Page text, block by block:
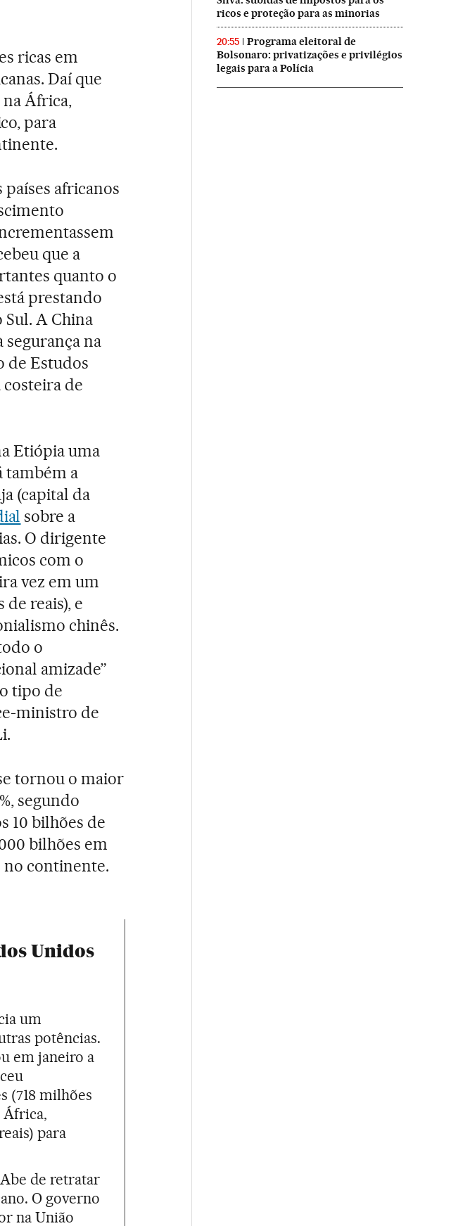
ricas em
Daí que
África,
para
países africanos
que a
quanto o
prestando
Sul. A China
na
de Estudos
de
Etiópia uma
também a
(capital da
sobre a
O dirigente
com o
vez em um
de reais), e
chinês.
o
amizade”
tipo de
ministro de
tornou o maior
segundo
10 bilhões de
bilhões em
no continente.
Unidos
um
potências.
em janeiro a
(718 milhões
África,
para
de retratar
O governo
na União
ricos e proteção para as minorias
20:55
Programa eleitoral de
Bolsonaro: privatizações e privilégios
legais para a Polícia